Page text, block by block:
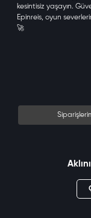
kesintisiz yaşayın.
Epinreis, oyun
🚀